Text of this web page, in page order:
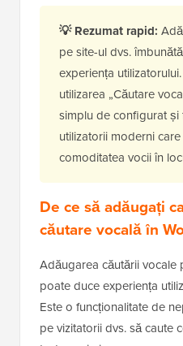
💡 Rezumat rapid:
pe site-ul dvs.
experiența
utilizarea „Căutare
simplu de configurat
utilizatorii moderni
comoditatea vocii în
De ce să adăugați
căutare vocală în
Adăugarea căutării vocale
poate duce experiența
Este o funcționalitate de
pe vizitatorii dvs. să caute